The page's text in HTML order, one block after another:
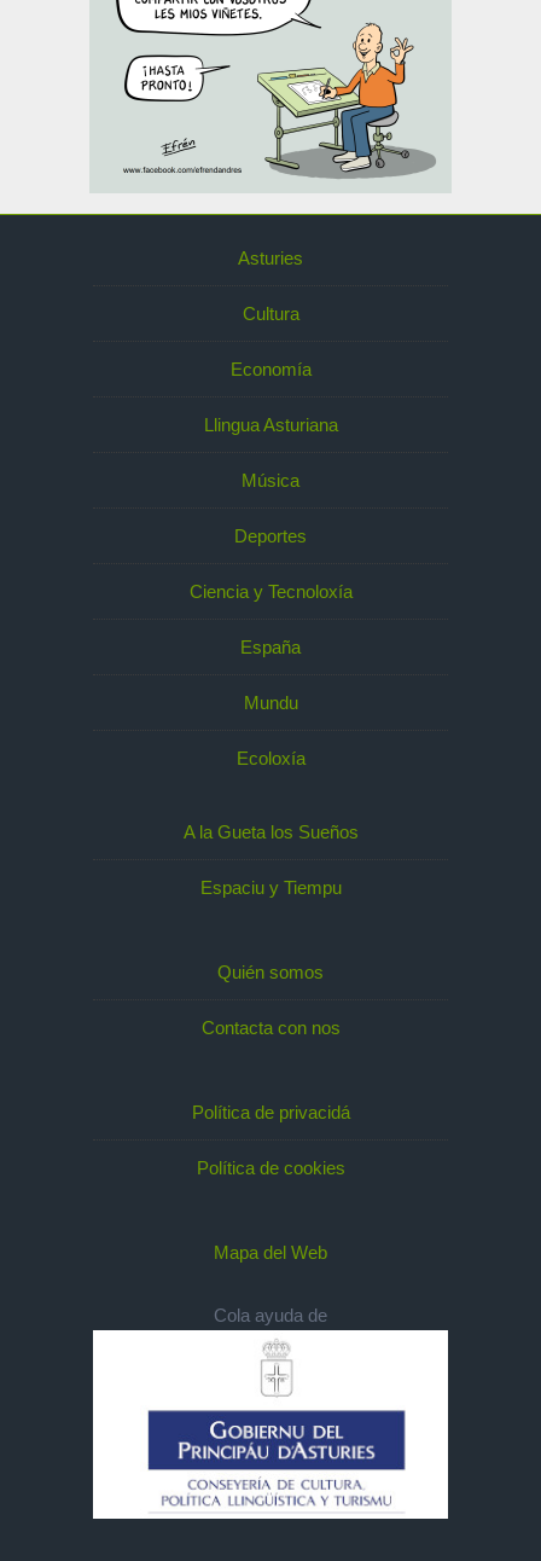
Asturies
Cultura
Economía
Llingua Asturiana
Música
Deportes
Ciencia y Tecnoloxía
España
Mundu
Ecoloxía
A la Gueta los Sueños
Espaciu y Tiempu
Quién somos
Contacta con nos
Política de privacidá
Política de cookies
Mapa del Web
Cola ayuda de